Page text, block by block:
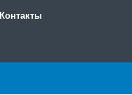
Контакты